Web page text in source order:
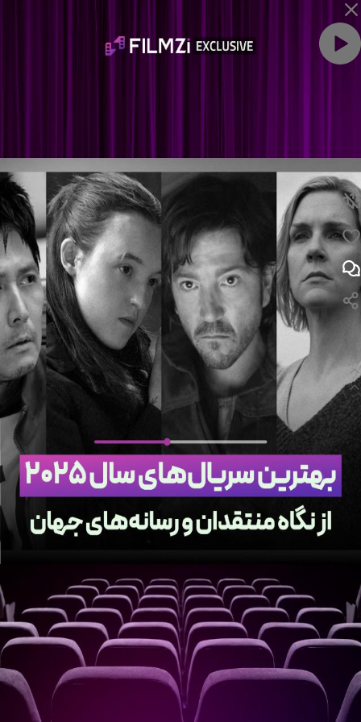
ویدئو را با صدا ببین
لایک
نظر
بهترین سریال‌های ۲۰۲۵ از نگاه منتقدان | منتقدان مجلات برزگ سینمایی بهترین سریال ۲۰۲۵ رو معرفی کردند
نظرت رو بنویس ...